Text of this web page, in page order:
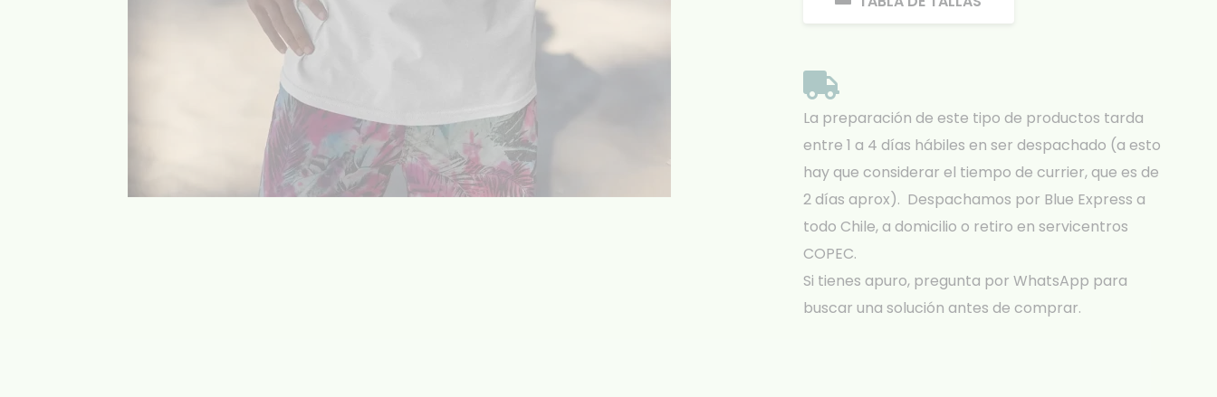
La preparación de este tipo de productos tarda
entre 1 a 4 días hábiles en ser despachado (a esto
hay que considerar el tiempo de currier, que es de
2 días aprox). Despachamos por Blue Express a
todo Chile, a domicilio o retiro en servicentros
COPEC.
Si tienes apuro, pregunta por WhatsApp para
buscar una solución antes de comprar.